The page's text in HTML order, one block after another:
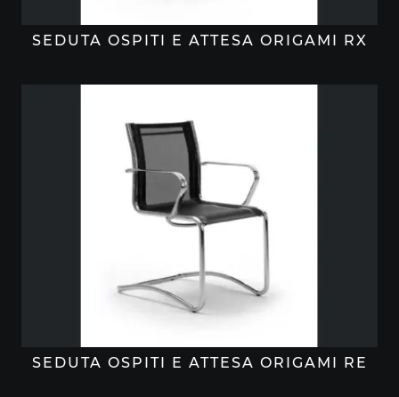
SEDUTA OSPITI E ATTESA ORIGAMI RX
SEDUTA OSPITI E ATTESA ORIGAMI RE